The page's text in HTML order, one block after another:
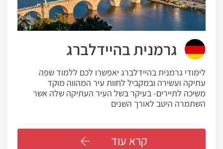
גרמנית בהיידלברג
קרא עוד
לימודי גרמנית בהיידלברג יאפשרו לכם ללמוד שפה
עתיקה ועשירה ובמקביל לחוות עיר המהווה מוקד
משיכה לתיירים- בעיקר בשל העיר העתיקה שלה אשר
השתמרה היטב לאורך השנים